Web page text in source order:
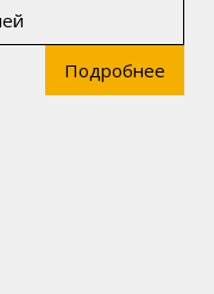
Подробнее